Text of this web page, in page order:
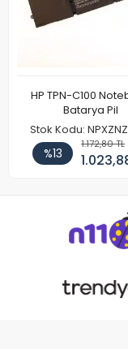
HP TPN-C100
Batarya Pil
Stok Kodu:
%13
1.172,80 TL